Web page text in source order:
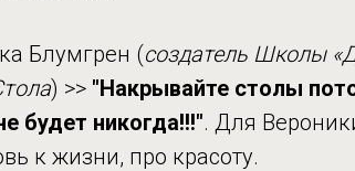
Блумгрен (создатель Школы
) >> "Накрывайте столы
будет никогда!!!". Для
к жизни, про красоту.